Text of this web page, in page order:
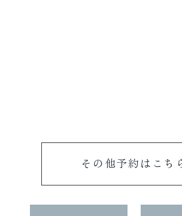
その他予約はこち